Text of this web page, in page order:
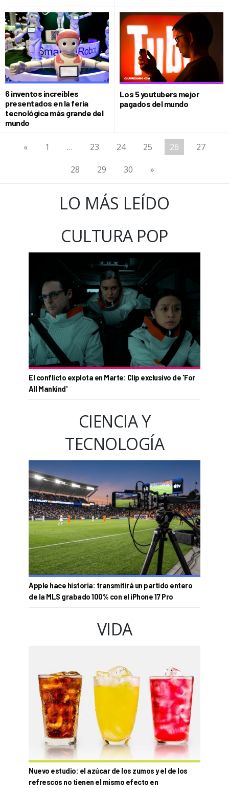
6 inventos increíbles
presentados en la feria
tecnológica más grande del
mundo
Los 5 youtubers mejor
pagados del mundo
« 1 … 23 24 25 26
27
28
29 30 »
LO MÁS LEÍDO
CULTURA POP
El conflicto explota en Marte: Clip exclusivo de 'For
All Mankind'
CIENCIA Y
TECNOLOGÍA
Apple hace historia: transmitirá un partido entero
de la MLS grabado 100% con el iPhone 17 Pro
VIDA
Nuevo estudio: el azúcar de los zumos y el de los
refrescos no tienen el mismo efecto en